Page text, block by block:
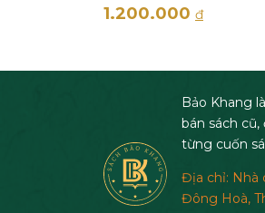
1.200.000 đ
Bảo Khang
bán sách
từng cuốn
Địa chỉ: Nhà
Đông Hoà,